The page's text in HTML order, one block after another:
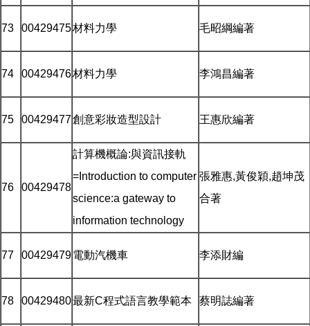
73 00429475材料力學 毛昭綱編著
74 00429476材料力學 李鴻昌編著
75 00429477創意彩妝造型設計 王惠欣編著
76 00429478
計算機概論:與資訊接軌
=Introduction to computer
science:a gateway to
information technology
張雅惠,黃俊穎,趙坤茂
合著
77 00429479電動汽機車 李添財編
78 00429480最新C程式語言教學範本 蔡明誌編著